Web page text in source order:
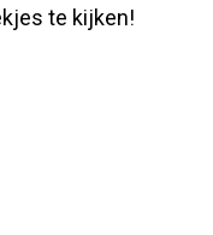
te kijken!